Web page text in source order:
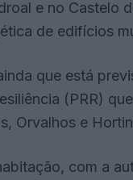
e no Castelo
de edifícios
que está
(PRR)
Orvalhos e
com a